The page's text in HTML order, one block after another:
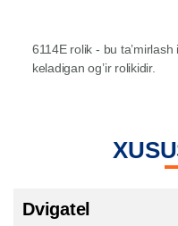
6114E rolik - bu
keladigan og’ir rolikidir.
Dvigatel